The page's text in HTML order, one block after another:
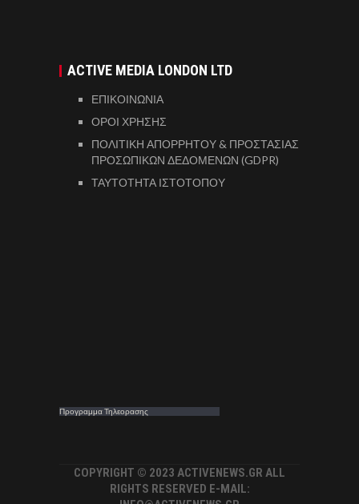
ACTIVE MEDIA LONDON LTD
ΕΠΙΚΟΙΝΩΝΙΑ
ΟΡΟΙ ΧΡΗΣΗΣ
ΠΟΛΙΤΙΚΗ ΑΠΟΡΡΗΤΟΥ & ΠΡΟΣΤΑΣΙΑΣ
ΠΡΟΣΩΠΙΚΩΝ ΔΕΔΟΜΕΝΩΝ (GDPR)
ΤΑΥΤΟΤΗΤΑ ΙΣΤΟΤΟΠΟΥ
Προγραμμα Τηλεορασης
COPYRIGHT © 2023 ACTIVENEWS.GR ALL
RIGHTS RESERVED E-MAIL: